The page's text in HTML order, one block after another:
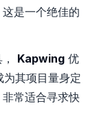
是一个绝佳的
Kapwing 优
其项目量身定
常适合寻求快